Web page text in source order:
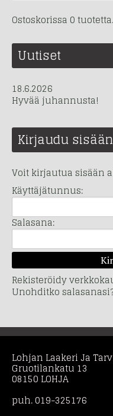
Ostoskorissa 0 tuotetta.
Uutiset
18.6.2026
Hyvää juhannusta!
Kirjaudu sisään
Voit kirjautua sisään
Käyttäjätunnus:
Salasana:
Rekisteröidy
Unohditko
Lohjan Laakeri Ja
Gruotilankatu 13
08150 LOHJA
puh. 019-325176